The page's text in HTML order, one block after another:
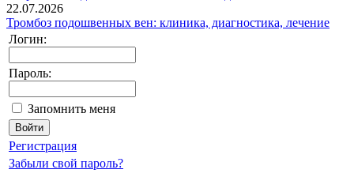
22.07.2026
Тромбоз подошвенных вен: клиника, диагностика, лечение
Логин:
Пароль:
Запомнить меня
Регистрация
Забыли свой пароль?